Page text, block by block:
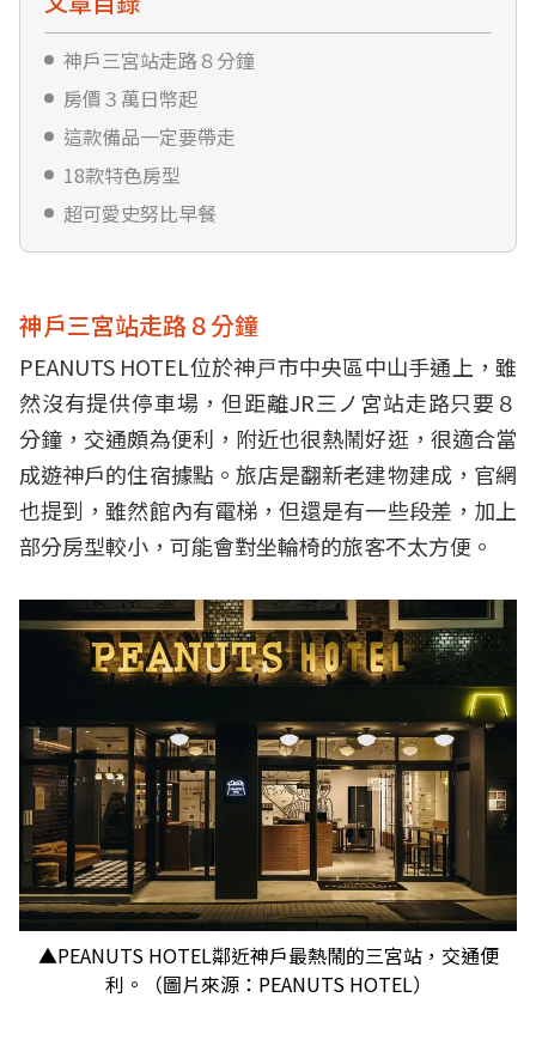
神戶三宮站走路８分鐘
房價３萬日幣起
這款備品一定要帶走
18款特色房型
超可愛史努比早餐
神戶三宮站走路８分鐘
PEANUTS HOTEL位於神戸市中央區中山手通上，雖
然沒有提供停車場，但距離JR三ノ宮站走路只要８
分鐘，交通頗為便利，附近也很熱鬧好逛，很適合當
成遊神戶的住宿據點。旅店是翻新老建物建成，官網
也提到，雖然館內有電梯，但還是有一些段差，加上
部分房型較小，可能會對坐輪椅的旅客不太方便。
▲PEANUTS HOTEL鄰近神戶最熱鬧的三宮站，交通便
利。（圖片來源：PEANUTS HOTEL）